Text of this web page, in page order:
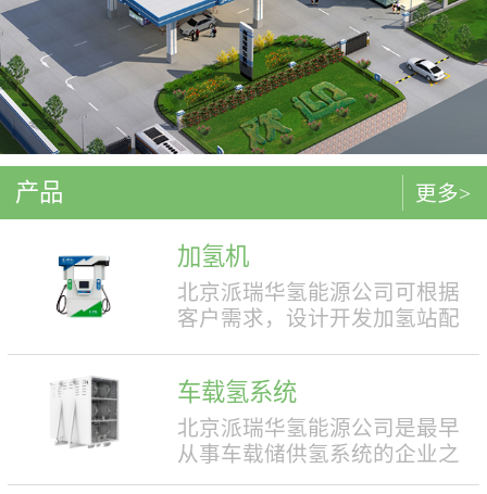
产品
加氢机
北京派瑞华氢能源公司可根据
客户需求，设计开发加氢站配
结构设计合理，便于操作，外
形美观，安全性强。具有双面
液晶显示屏，能支持IC卡、移
车载氢系统
北京派瑞华氢能源公司是最早
从事车载储供氢系统的企业之
一，拥有丰富的车载储供氢系
更多>